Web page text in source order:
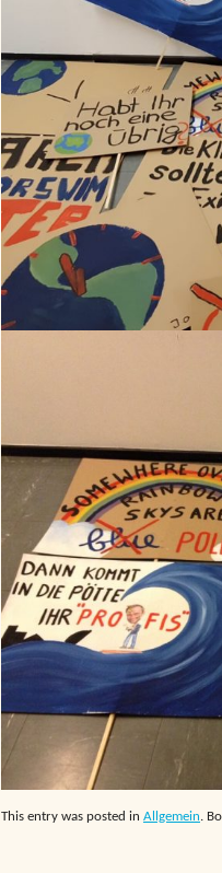
This entry was posted in Allgemein.